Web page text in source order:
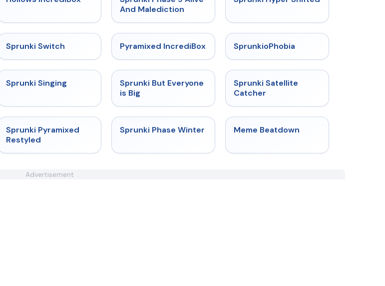
And Malediction
Sprunki Switch ★ 4.6
Pyramixed IncrediBox SprunkioPhobia
Sprunki Singing ★ 4.5
Sprunki But Everyone
is Big
Sprunki Satellite
Catcher
★
Sprunki Pyramixed
Restyled
★ 4.7
Sprunki Phase Winter ★
Meme Beatdown
Advertisement